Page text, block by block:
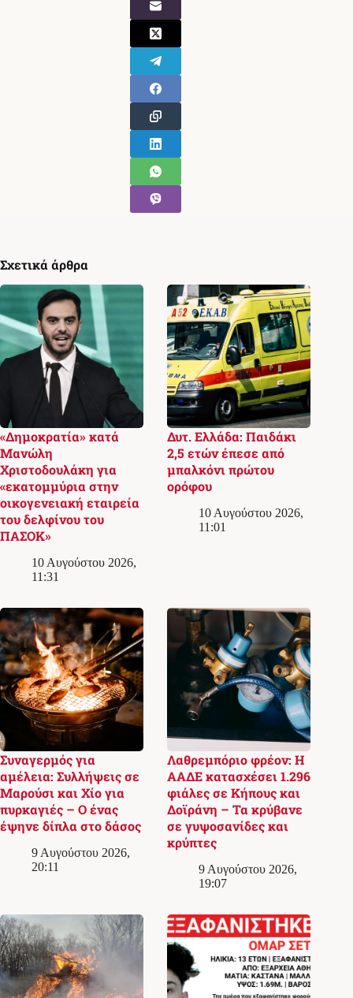
Σχετικά άρθρα
«Δημοκρατία» κατά
Μανώλη
Χριστοδουλάκη για
«εκατομμύρια στην
οικογενειακή εταιρεία
του δελφίνου του
ΠΑΣΟΚ»
10 Αυγούστου 2026,
11:31
Δυτ. Ελλάδα: Παιδάκι
2,5 ετών έπεσε από
μπαλκόνι πρώτου
ορόφου
10 Αυγούστου 2026,
11:01
Συναγερμός για
αμέλεια: Συλλήψεις σε
Μαρούσι και Χίο για
πυρκαγιές – Ο ένας
έψηνε δίπλα στο δάσος
9 Αυγούστου 2026,
20:11
Λαθρεμπόριο φρέον: Η
ΑΑΔΕ κατασχέσει 1.296
φιάλες σε Κήπους και
Δοϊράνη – Τα κρύβανε
σε γυψοσανίδες και
κρύπτες
9 Αυγούστου 2026,
19:07